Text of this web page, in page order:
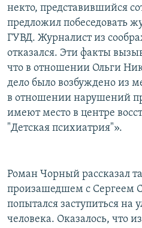
некто, представившийся
предложил побеседовать
ГУВД. Журналист из
отказался. Эти факты
что в отношении Ольги
дело было возбуждено из
в отношении нарушений
имеют место в центре
"Детская психиатрия"».
Роман Чорный рассказал
произашедшем с Сергеем
попытался заступиться на
человека. Оказалось, что